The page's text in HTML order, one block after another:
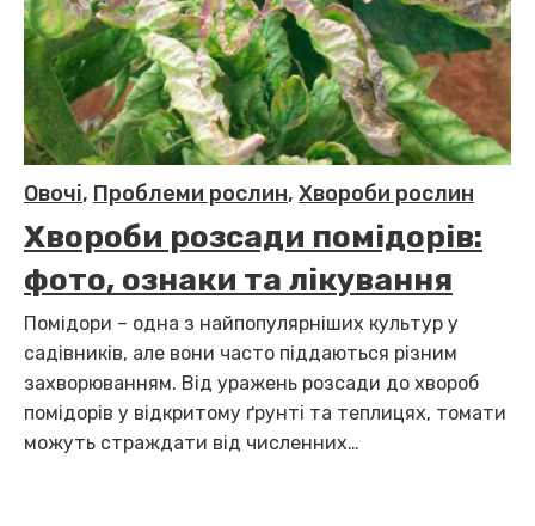
Овочі, Проблеми рослин, Хвороби рослин
Хвороби розсади помідорів:
фото, ознаки та лікування
Помідори – одна з найпопулярніших культур у
садівників, але вони часто піддаються різним
захворюванням. Від уражень розсади до хвороб
помідорів у відкритому ґрунті та теплицях, томати
можуть страждати від численних…